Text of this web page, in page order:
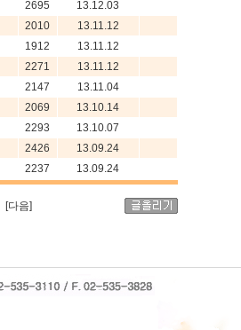
2695
13.12.03
2010
13.11.12
1912
13.11.12
2271
13.11.12
2147
13.11.04
2069
13.10.14
2293
13.10.07
2426
13.09.24
2237 13.09.24
[다음]